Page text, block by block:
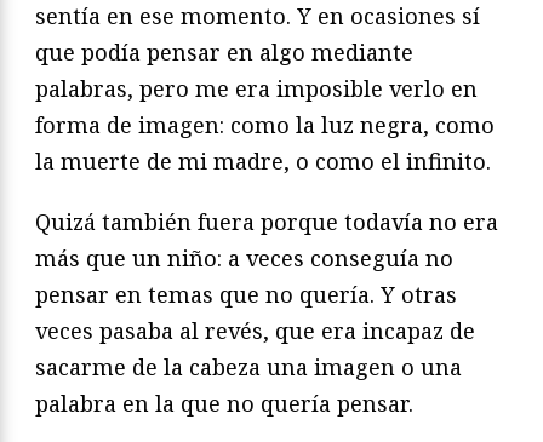
sentía en ese momento. Y en ocasiones sí
que podía pensar en algo mediante
palabras, pero me era imposible verlo en
forma de imagen: como la luz negra, como
la muerte de mi madre, o como el infinito.
Quizá también fuera porque todavía no era
más que un niño: a veces conseguía no
pensar en temas que no quería. Y otras
veces pasaba al revés, que era incapaz de
sacarme de la cabeza una imagen o una
palabra en la que no quería pensar.